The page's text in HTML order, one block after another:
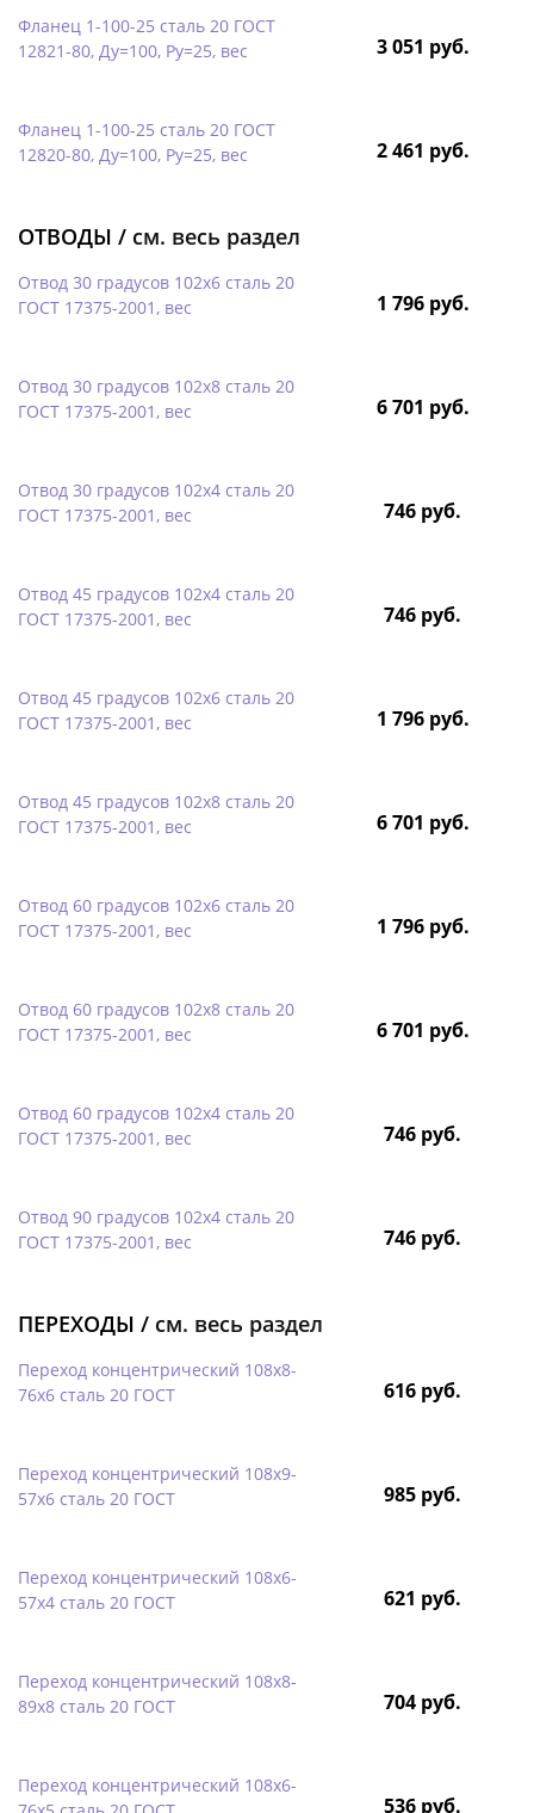
Фланец 1-100-25 сталь 20 ГОСТ
12821-80, Ду=100, Ру=25, вес
3 051 руб.
Фланец 1-100-25 сталь 20 ГОСТ
12820-80, Ду=100, Ру=25, вес
2 461 руб.
ОТВОДЫ / см. весь раздел
Отвод 30 градусов 102х6 сталь 20
ГОСТ 17375-2001, вес
1 796 руб.
Отвод 30 градусов 102х8 сталь 20
ГОСТ 17375-2001, вес
6 701 руб.
Отвод 30 градусов 102х4 сталь 20
ГОСТ 17375-2001, вес
746 руб.
Отвод 45 градусов 102х4 сталь 20
ГОСТ 17375-2001, вес
746 руб.
Отвод 45 градусов 102х6 сталь 20
ГОСТ 17375-2001, вес
1 796 руб.
Отвод 45 градусов 102х8 сталь 20
ГОСТ 17375-2001, вес
6 701 руб.
Отвод 60 градусов 102х6 сталь 20
ГОСТ 17375-2001, вес
1 796 руб.
Отвод 60 градусов 102х8 сталь 20
ГОСТ 17375-2001, вес
6 701 руб.
Отвод 60 градусов 102х4 сталь 20
ГОСТ 17375-2001, вес
746 руб.
Отвод 90 градусов 102х4 сталь 20
ГОСТ 17375-2001, вес
746 руб.
ПЕРЕХОДЫ / см. весь раздел
Переход концентрический 108х8-
76х6 сталь 20 ГОСТ
616 руб.
Переход концентрический 108х9-
57х6 сталь 20 ГОСТ
985 руб.
Переход концентрический 108х6-
57х4 сталь 20 ГОСТ
621 руб.
Переход концентрический 108х8-
89х8 сталь 20 ГОСТ
704 руб.
Переход концентрический 108х6-
536 руб.